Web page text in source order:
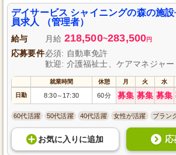
デイサービス シャイニングの森の施
員求人 （管理者）
給与 月給 218,500~283,500円
応募要件必須: 自動車免許
歓迎: 介護福祉士、ケアマネジャー
就業時間 休憩 月 火 水
日勤 8:30～ 17:30 60分 募集 募集 募集
60代活躍 50代活躍 40代活躍 女性が活躍 ブラン
お気に入り に追加 応